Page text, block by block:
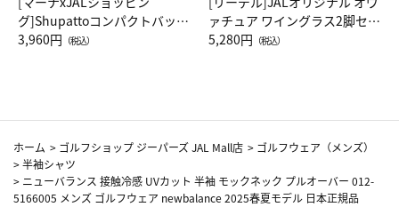
グ]Shupattoコンパクトバッグ
Drop JAL客室乗務員（LC）ス
3,960円 （税込）
ァチュア ワイングラス2脚セッ
ト（レッドワイン）
5,280円 （税込）
ホーム > ゴルフショップ ジーパーズ JAL Mall店 > ゴルフウェア（メンズ）
>半袖シャツ
> ニューバランス 接触冷感 UVカット 半袖 モックネック プルオーバー 012-
5166005 メンズ ゴルフウェア newbalance 2025春夏モデル 日本正規品